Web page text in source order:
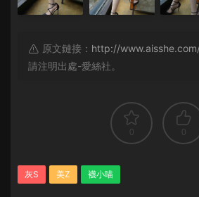
原文鏈接： http://
請注明出處-愛絲社。
0 0
灰S 美Z 襪小喵